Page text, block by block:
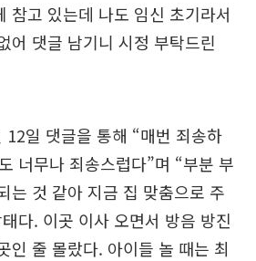
참고 있는데 나도 임신 초기라서
어 댓글 남기니 시정 부탁드린
12일 댓글을 통해 “매번 죄송하
너무나 죄송스럽다”며 “부분 부
는 것 같아 지금 집 맞춤으로 주
다. 이곳 이사 오면서 방음 방진
인 줄 몰랐다. 아이들 놀 때는 최